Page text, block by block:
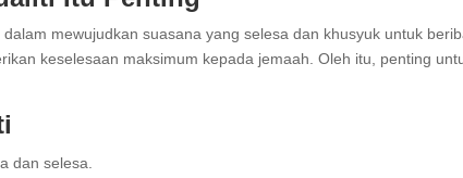
mewujudkan suasana yang selesa dan khusyuk untuk
keselesaan maksimum kepada jemaah. Oleh itu, penting
dan selesa.